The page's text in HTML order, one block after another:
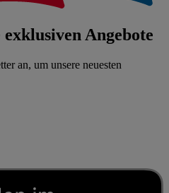
Angebote
an, um unsere neuesten